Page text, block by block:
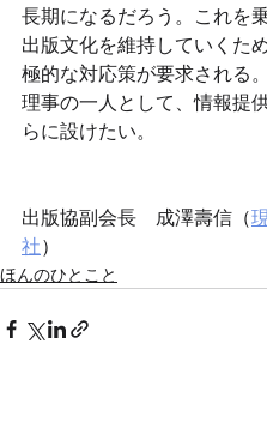
長期になるだろう。これを
出版文化を維持していくた
極的な対応策が要求される
理事の一人として、情報提
らに設けたい。
出版協副会長　成澤壽信（
社）
ほんのひとこと